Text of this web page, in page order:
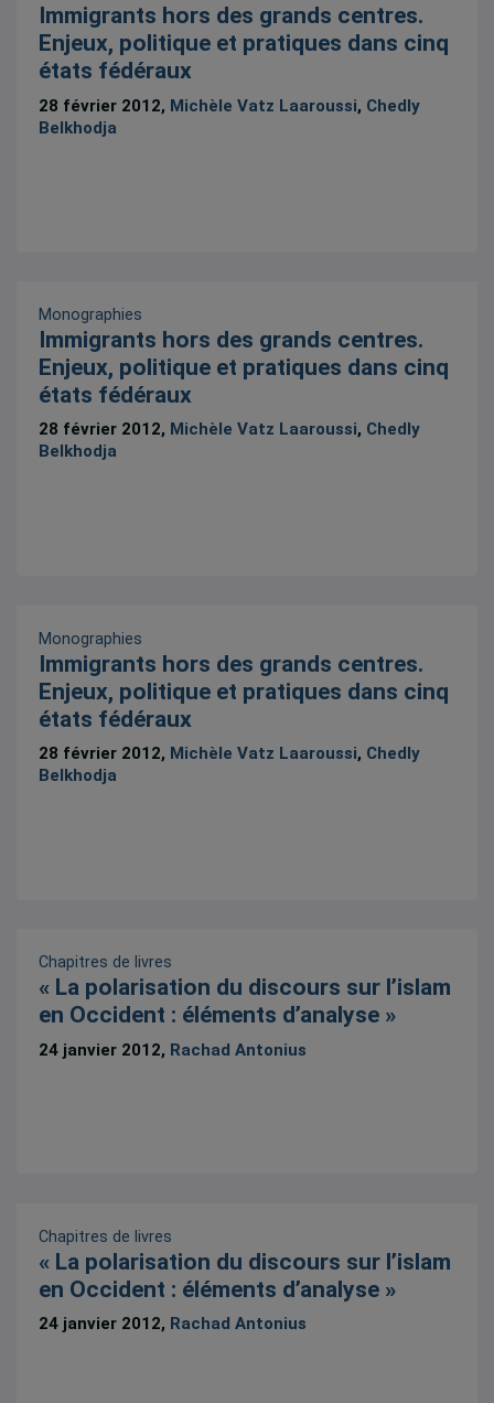
Immigrants hors des grands centres.
Enjeux, politique et pratiques dans cinq
états fédéraux
28 février 2012, Michèle Vatz Laaroussi, Chedly
Belkhodja
Monographies
Immigrants hors des grands centres.
Enjeux, politique et pratiques dans cinq
états fédéraux
28 février 2012, Michèle Vatz Laaroussi, Chedly
Belkhodja
Monographies
Immigrants hors des grands centres.
Enjeux, politique et pratiques dans cinq
états fédéraux
28 février 2012, Michèle Vatz Laaroussi, Chedly
Belkhodja
Chapitres de livres
« La polarisation du discours sur l’islam
en Occident : éléments d’analyse »
24 janvier 2012, Rachad Antonius
Chapitres de livres
« La polarisation du discours sur l’islam
en Occident : éléments d’analyse »
24 janvier 2012, Rachad Antonius